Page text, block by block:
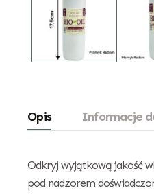
Opis Informacje
Odkryj wyjątkową jakość
pod nadzorem